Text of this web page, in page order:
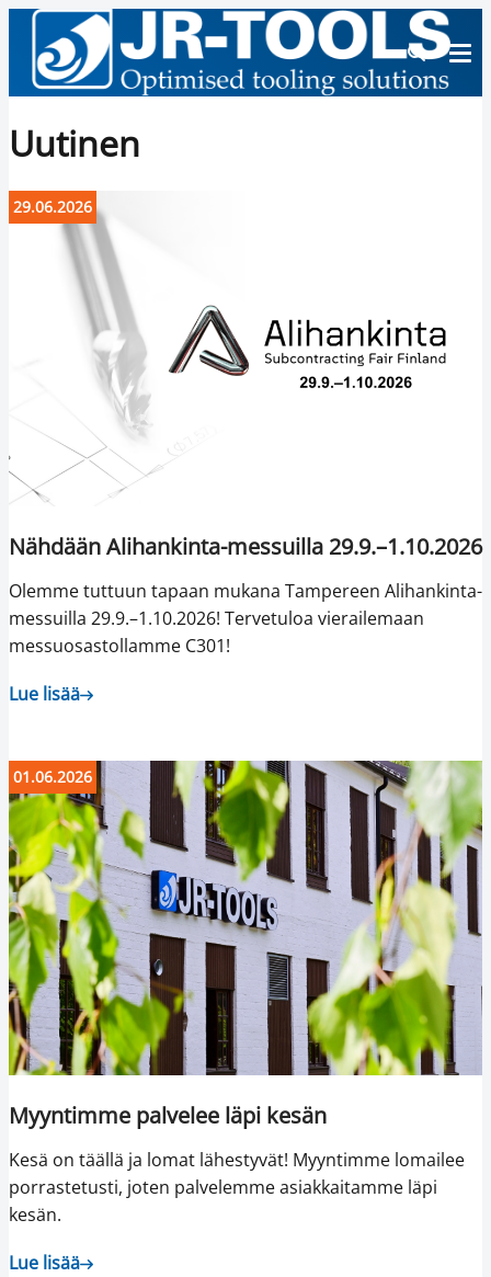
Uutinen
29.06.2026
Nähdään Alihankinta-messuilla 29.9.–1.10.2026
Olemme tuttuun tapaan mukana Tampereen Alihankinta-
messuilla 29.9.–1.10.2026! Tervetuloa vierailemaan
messuosastollamme C301!
Lue lisää
01.06.2026
Myyntimme palvelee läpi kesän
Kesä on täällä ja lomat lähestyvät! Myyntimme lomailee
porrastetusti, joten palvelemme asiakkaitamme läpi
kesän.
Lue lisää